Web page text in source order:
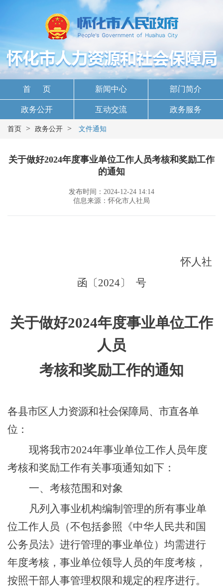
首 页 新闻中心 部门简介
政务公开 互动交流 政务服务
首页 > 政务公开 > 文件通知
关于做好2024年度事业单位工作人员考核和奖励工作
的通知
发布时间：2024-12-24 14:14
信息来源：怀化市人社局
怀人社
函〔2024〕 号
关于做好2024年度事业单位工作
人员
考核和奖励工作的通知
各县市区人力资源和社会保障局、市直各单
位：
现将我市2024年事业单位工作人员年度
考核和奖励工作有关事项通知如下：
一、考核范围和对象
凡列入事业机构编制管理的所有事业单
位工作人员（不包括参照《中华人民共和国
公务员法》进行管理的事业单位）均需进行
年度考核，事业单位领导人员的年度考核，
按照干部人事管理权限和规定的程序进行。